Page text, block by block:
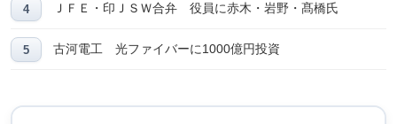
ＪＦＥ・印ＪＳＷ合弁 役員に赤木・岩野・髙橋氏
古河電工 光ファイバーに1000億円投資